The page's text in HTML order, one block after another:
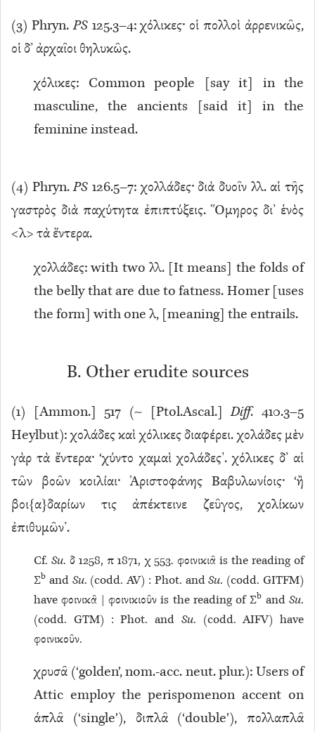
(3) Phryn.PS125.3–4: χόλικες· οἱ πολλοὶ ἀρρενικῶς,
οἱ δ’ ἀρχαῖοι θηλυκῶς.
χόλικες: Common people [say it] in the
masculine, the ancients [said it] in the
feminine instead.
(4) Phryn.PS 126.5–7: χολλάδες· διὰ δυοῖν λλ. αἱ τῆς
γαστρὸς διὰ παχύτητα ἐπιπτύξεις. Ὅμηρος δι’ ἑνὸς
<λ> τὰ ἔντερα.
χολλάδες: with two λλ. [It means] the folds of
the belly that are due to fatness. Homer [uses
the form] with one λ, [meaning] the entrails.
B. Other erudite sources
(1) [Ammon.] 517 (~ [Ptol.Ascal.]Diff. 410.3–5
Heylbut): χολάδες καὶ χόλικες διαφέρει. χολάδες μὲν
γὰρ τὰ ἔντερα· ‘χύντο χαμαὶ χολάδες’. χόλικες δ’ αἱ
τῶν βοῶν κοιλίαι· Ἀριστοφάνης Βαβυλωνίοις· ‘ἢ
βοι{α}δαρίων τις ἀπέκτεινε ζεῦγος, χολίκων
ἐπιθυμῶν’.
Cf.Su. δ 1258, π 1871, χ 553. φοινικιᾶ is the reading of
Σb and Su. (codd. AV) : Phot. andSu. (codd. GITFM)
have φοινικᾶ | φοινικιοῦν is the reading of Σb andSu.
(codd. GTM) : Phot. and Su. (codd. AIFV) have
φοινικοῦν.
χρυσᾶ (‘golden’, nom.-acc. neut. plur.): Users of
Attic employ the perispomenon accent on
ἁπλᾶ (‘single’), διπλᾶ (‘double’), πολλαπλᾶ